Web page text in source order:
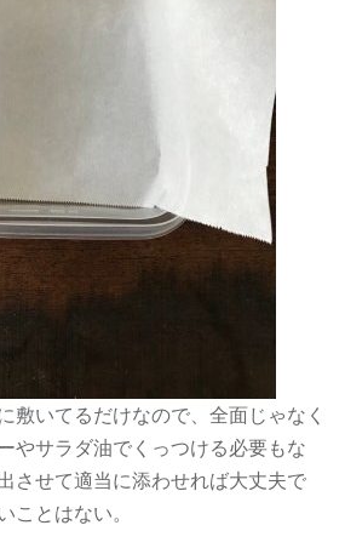
敷いてるだけなので、全面じゃなく
やサラダ油でくっつける必要もな
させて適当に添わせれば大丈夫で
ことはない。